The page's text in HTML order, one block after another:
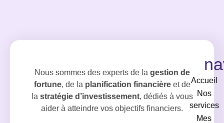
Nous sommes des experts de la gestion de
fortune, de la planification financièreet de
la stratégie d’investissement, dédiés à vous
aider à atteindre vos objectifs financiers.
Accueil
Nos
services
Mes